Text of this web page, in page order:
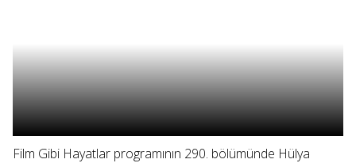
Film Gibi Hayatlar programının 290. bölümünde Hülya